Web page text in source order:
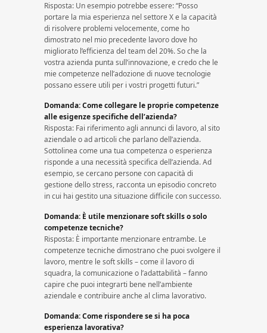
Risposta: Un esempio potrebbe essere: “Posso
portare la mia esperienza nel settore X e la capacità
di risolvere problemi velocemente, come ho
dimostrato nel mio precedente lavoro dove ho
migliorato l’efficienza del team del 20%. So che la
vostra azienda punta sull’innovazione, e credo che le
mie competenze nell’adozione di nuove tecnologie
possano essere utili per i vostri progetti futuri.”
Domanda: Come collegare le proprie competenze
alle esigenze specifiche dell’azienda?
Risposta: Fai riferimento agli annunci di lavoro, al sito
aziendale o ad articoli che parlano dell’azienda.
Sottolinea come una tua competenza o esperienza
risponde a una necessità specifica dell’azienda. Ad
esempio, se cercano persone con capacità di
gestione dello stress, racconta un episodio concreto
in cui hai gestito una situazione difficile con successo.
Domanda: È utile menzionare soft skills o solo
competenze tecniche?
Risposta: È importante menzionare entrambe. Le
competenze tecniche dimostrano che puoi svolgere il
lavoro, mentre le soft skills – come il lavoro di
squadra, la comunicazione o l’adattabilità – fanno
capire che puoi integrarti bene nell’ambiente
aziendale e contribuire anche al clima lavorativo.
Domanda: Come rispondere se si ha poca
esperienza lavorativa?